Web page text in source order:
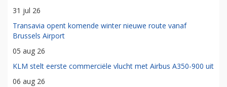
31 jul 26
Transavia opent komende winter nieuwe route vanaf
Brussels Airport
05 aug 26
KLM stelt eerste commerciële vlucht met Airbus A350-900 uit
06 aug 26